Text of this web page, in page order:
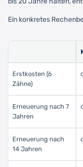
Ein konkretes
Erstkosten (6
Zähne)
Erneuerung nach 7
Jahren
Erneuerung nach
14 Jahren